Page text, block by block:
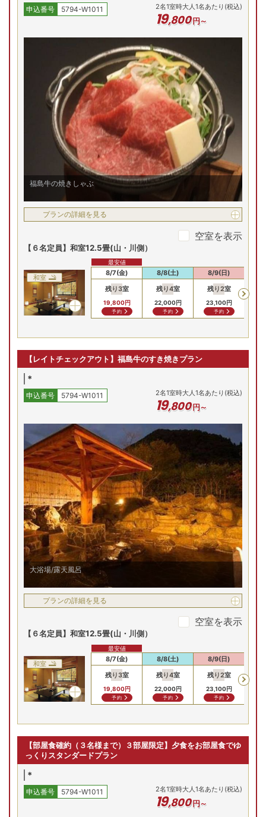
申込番号 5794-W1011 2名1室時大人1名あたり(税込)
19,800円～
福島牛の焼きしゃぶ
プランの詳細を見る
空室を表示
【６名定員】和室12.5畳(山・川側）
和室
8/7(金)
残り3室
19,800円
予約
最安値
8/8(土)
残り4室
22,000円
予約
8/9(日)
残り2室
23,100円
予約
【レイトチェックアウト】福島牛のすき焼きプラン
*
申込番号 5794-W1011 2名1室時大人1名あたり(税込)
19,800円～
大浴場/露天風呂
プランの詳細を見る
空室を表示
【６名定員】和室12.5畳(山・川側）
和室
8/7(金)
残り3室
19,800円
予約
最安値
8/8(土)
残り4室
22,000円
予約
8/9(日)
残り2室
23,100円
予約
【部屋食確約（３名様まで）３部屋限定】夕食をお部屋食でゆ
っくりスタンダードプラン
*
申込番号 5794-W1011 2名1室時大人1名あたり(税込)
19,800円～